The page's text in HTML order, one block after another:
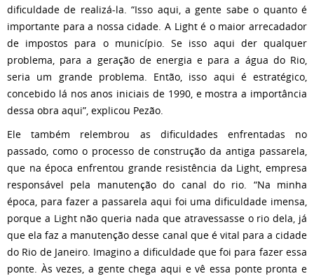
dificuldade de realizá-la. “Isso aqui, a gente sabe o quanto é
importante para a nossa cidade. A Light é o maior arrecadador
de impostos para o município. Se isso aqui der qualquer
problema, para a geração de energia e para a água do Rio,
seria um grande problema. Então, isso aqui é estratégico,
concebido lá nos anos iniciais de 1990, e mostra a importância
dessa obra aqui”, explicou Pezão.
Ele também relembrou as dificuldades enfrentadas no
passado, como o processo de construção da antiga passarela,
que na época enfrentou grande resistência da Light, empresa
responsável pela manutenção do canal do rio. “Na minha
época, para fazer a passarela aqui foi uma dificuldade imensa,
porque a Light não queria nada que atravessasse o rio dela, já
que ela faz a manutenção desse canal que é vital para a cidade
do Rio de Janeiro. Imagino a dificuldade que foi para fazer essa
ponte. Às vezes, a gente chega aqui e vê essa ponte pronta e